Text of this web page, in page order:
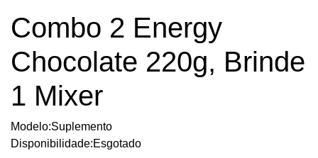
Combo 2 Energy
Chocolate 220g, Brinde
1 Mixer
Modelo:Suplemento
Disponibilidade:Esgotado